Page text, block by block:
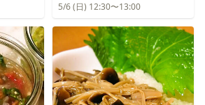
5/6 (日) 12:30〜13:00